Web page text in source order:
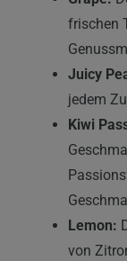
frischen
Juicy
jedem
Kiwi
Lemon:
von